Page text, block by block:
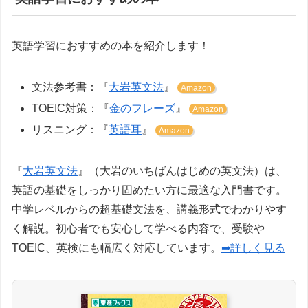
英語学習におすすめの本を紹介します！
文法参考書：『大岩英文法 』 Amazon
TOEIC対策：『金のフレーズ 』 Amazon
リスニング：『英語耳 』 Amazon
『大岩英文法 』（大岩のいちばんはじめの英文法）は、
英語の基礎をしっかり固めたい方に最適な入門書です。
中学レベルからの超基礎文法を、講義形式でわかりやす
く解説。初心者でも安心して学べる内容で、受験や
TOEIC、英検にも幅広く対応しています。 ➡詳しく見る